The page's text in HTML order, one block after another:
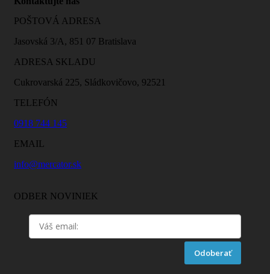
POŠTOVÁ ADRESA
Jasovská 3/A, 851 07 Bratislava
ADRESA SKLADU
Cukrovarská 225, Sládkovičovo, 92521
TELEFÓN
0918 744 145
EMAIL
info@mercator.sk
ODBER NOVINIEK
Odoberať